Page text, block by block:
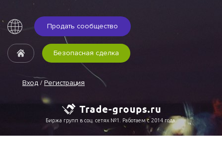
Продать сообщество
Вход / Регистрация
Безопасная сделка
Биржа групп в соц. сетях №1. Работаем с 2014 года.